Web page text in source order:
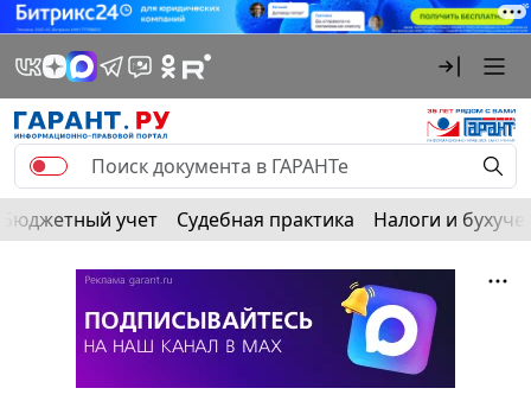
Бюджетный учет Судебная практика Налоги и